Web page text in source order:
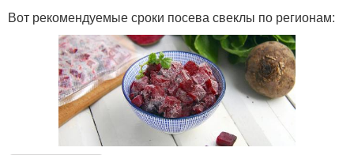
Вот рекомендуемые сроки посева свеклы по регионам: